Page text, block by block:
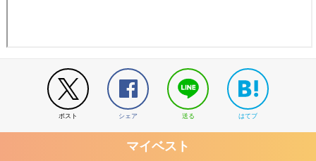
ポスト シェア 送る はてブ
マイベスト